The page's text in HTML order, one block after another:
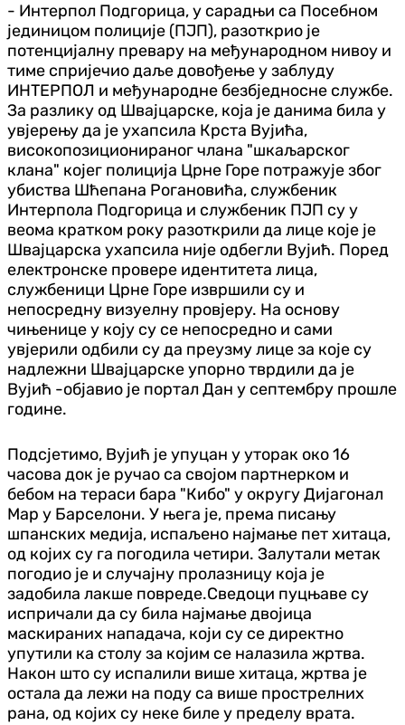
- Интерпол Подгорица, у сарадњи са Посебном
јединицом полиције (ПЈП), разоткрио је
потенцијалну превару на међународном нивоу и
тиме спријечио даље довођење у заблуду
ИНТЕРПОЛ и међународне безбједносне службе.
За разлику од Швајцарске, која је данима била у
увјерењу да је ухапсила Крста Вујића,
високопозиционираног члана "шкаљарског
клана" којег полиција Црне Горе потражује због
убиства Шћепана Рогановића, службеник
Интерпола Подгорица и службеник ПЈП су у
веома кратком року разоткрили да лице које је
Швајцарска ухапсила није одбегли Вујић. Поред
електронске провере идентитета лица,
службеници Црне Горе извршили су и
непосредну визуелну провјеру. На основу
чињенице у коју су се непосредно и сами
увјерили одбили су да преузму лице за које су
надлежни Швајцарске упорно тврдили да је
Вујић -објавио је портал Дан у септембру прошле
године.
Подсјетимо, Вујић је упуцан у уторак око 16
часова док је ручао са својом партнерком и
бебом на тераси бара "Кибо" у округу Дијагонал
Мар у Барселони. У њега је, према писању
шпанских медија, испаљено најмање пет хитаца,
од којих су га погодила четири. Залутали метак
погодио је и случајну пролазницу која је
задобила лакше повреде.Сведоци пуцњаве су
испричали да су била најмање двојица
маскираних нападача, који су се директно
упутили ка столу за којим се налазила жртва.
Након што су испалили више хитаца, жртва је
остала да лежи на поду са више прострелних
рана, од којих су неке биле у пределу врата.